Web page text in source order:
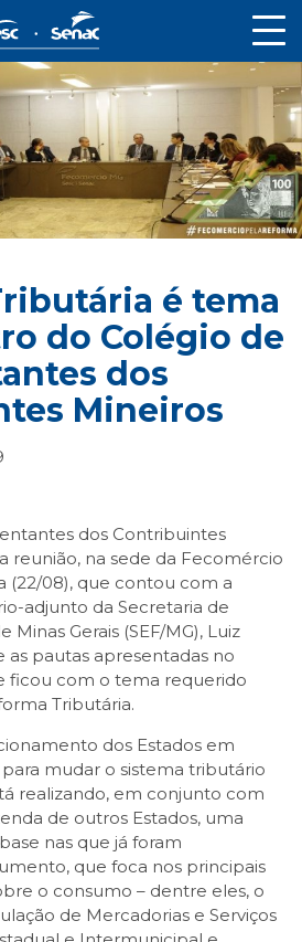
é tema
do Colégio de
dos
Mineiros
dos Contribuintes
reunião, na sede da Fecomércio
(22/08), que contou com a
adjunto da Secretaria de
Minas Gerais (SEF/MG), Luiz
as pautas apresentadas no
ficou com o tema requerido
Tributária.
dos Estados em
mudar o sistema tributário
realizando, em conjunto com
de outros Estados, uma
nas que já foram
que foca nos principais
o consumo – dentre eles, o
de Mercadorias e Serviços